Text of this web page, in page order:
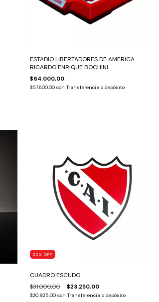
ESTADIO LIBERTADORES DE AMERICA
RICARDO ENRIQUE BOCHINI
$64.000,00
$57.600,00con Transferencia o depósito
25 %OFF
CUADRO ESCUDO
$31.000,00 $23.250,00
$20.925,00con Transferencia o depósito